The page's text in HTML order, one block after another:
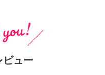
ビュー